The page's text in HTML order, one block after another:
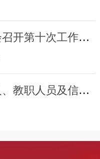
上海市黄浦区基督教两会召开第十次工作会议暨沐恩堂管理机构七月份联席会议
贵州省基督教团体负责人、教职人员及信众骨干培训班在贵州圣经学校举办